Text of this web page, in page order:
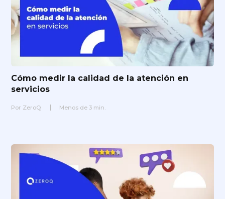
Cómo medir la calidad de la atención en
servicios
Por ZeroQ Menos de 3 min.